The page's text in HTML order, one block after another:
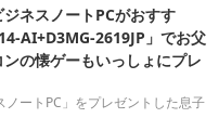
ネスノートPCがおすす
AI+D3MG-2619JP」でお父
の懐ゲーもいっしょにプレ
ートPC」をプレゼントした息子